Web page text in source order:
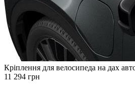
Кріплення для велосипеда на дах
11 294 грн